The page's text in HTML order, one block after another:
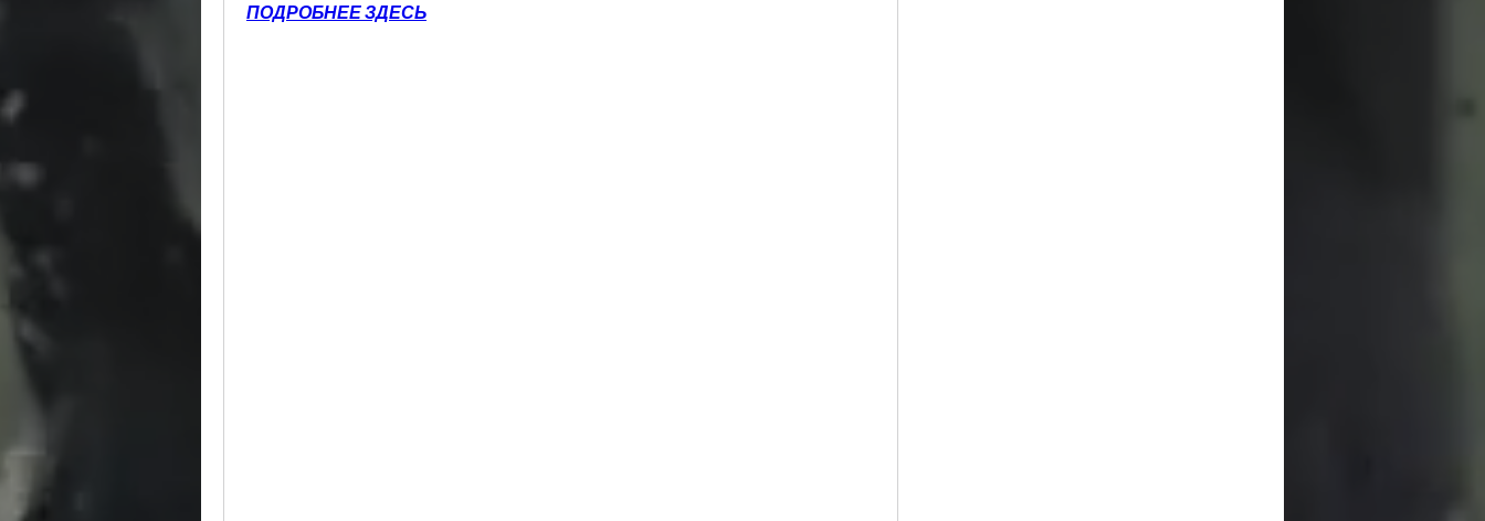
ПОДРОБНЕЕ ЗДЕСЬ